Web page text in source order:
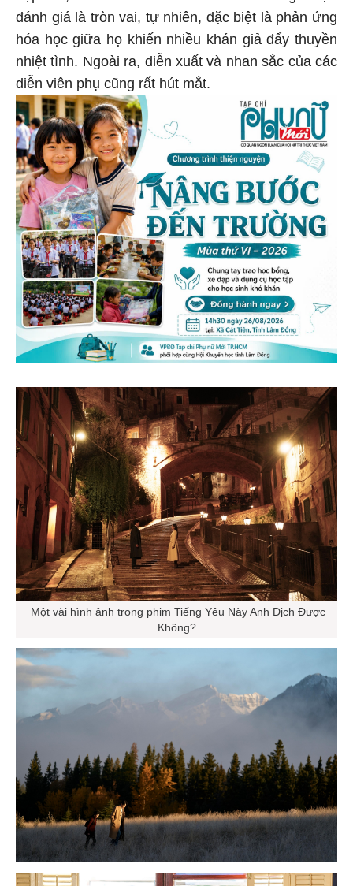
đánh giá là tròn vai, tự nhiên, đặc biệt là phản ứng
hóa học giữa họ khiến nhiều khán giả đẩy thuyền
nhiệt tình. Ngoài ra, diễn xuất và nhan sắc của các
diễn viên phụ cũng rất hút mắt.
Một vài hình ảnh trong phim Tiếng Yêu Này Anh Dịch Được
Không?